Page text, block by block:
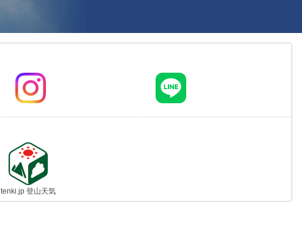
tenki.jp 登山天気